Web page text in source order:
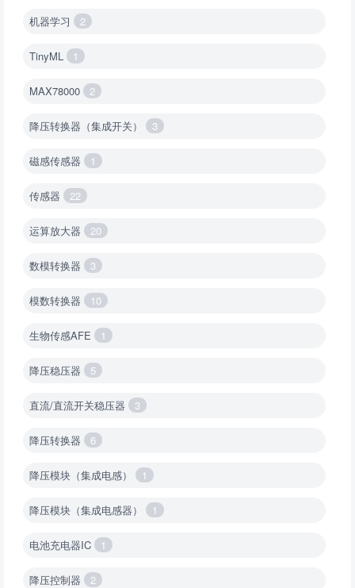
机器学习 2
TinyML 1
MAX78000 2
降压转换器（集成开关） 3
磁感传感器 1
传感器 22
运算放大器 20
数模转换器 3
模数转换器 10
生物传感AFE 1
降压稳压器 5
直流/直流开关稳压器 3
降压转换器 6
降压模块（集成电感） 1
降压模块（集成电感器） 1
电池充电器IC 1
降压控制器 2